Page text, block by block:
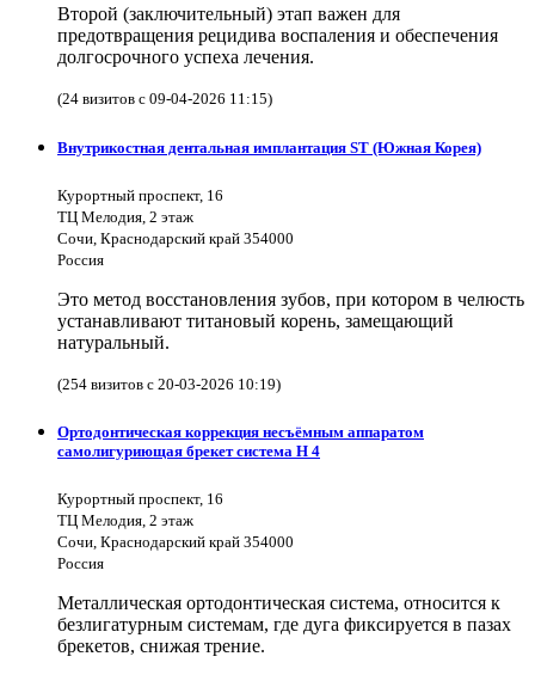
Второй (заключительный) этап важен для
предотвращения рецидива воспаления и обеспечения
долгосрочного успеха лечения.
(24 визитов с 09-04-2026 11:15)
Внутрикостная дентальная имплантация ST (Южная Корея)
Курортный проспект, 16
ТЦ Мелодия, 2 этаж
Сочи, Краснодарский край 354000
Россия
Это метод восстановления зубов, при котором в челюсть
устанавливают титановый корень, замещающий
натуральный.
(254 визитов с 20-03-2026 10:19)
Ортодонтическая коррекция несъёмным аппаратом
самолигуриющая брекет система H 4
Курортный проспект, 16
ТЦ Мелодия, 2 этаж
Сочи, Краснодарский край 354000
Россия
Металлическая ортодонтическая система, относится к
безлигатурным системам, где дуга фиксируется в пазах
брекетов, снижая трение.